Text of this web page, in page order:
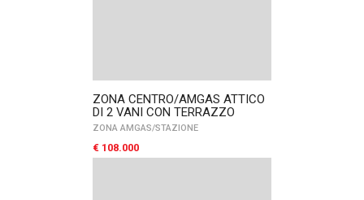
ZONA CENTRO/AMGAS ATTICO
DI 2 VANI CON TERRAZZO
ZONA AMGAS/STAZIONE
€ 108.000